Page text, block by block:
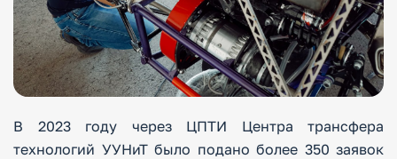
В 2023 году через ЦПТИ Центра трансфера
технологий УУНиТ было подано более 350 заявок